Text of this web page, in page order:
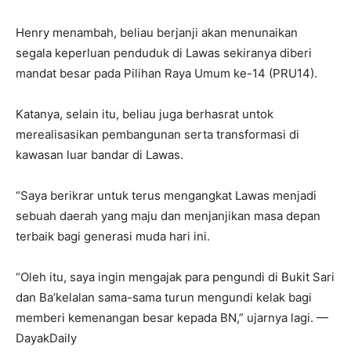
Henry menambah, beliau berjanji akan menunaikan
segala keperluan penduduk di Lawas sekiranya diberi
mandat besar pada Pilihan Raya Umum ke-14 (PRU14).
Katanya, selain itu, beliau juga berhasrat untok
merealisasikan pembangunan serta transformasi di
kawasan luar bandar di Lawas.
“Saya berikrar untuk terus mengangkat Lawas menjadi
sebuah daerah yang maju dan menjanjikan masa depan
terbaik bagi generasi muda hari ini.
“Oleh itu, saya ingin mengajak para pengundi di Bukit Sari
dan Ba’kelalan sama-sama turun mengundi kelak bagi
memberi kemenangan besar kepada BN,” ujarnya lagi. —
DayakDaily